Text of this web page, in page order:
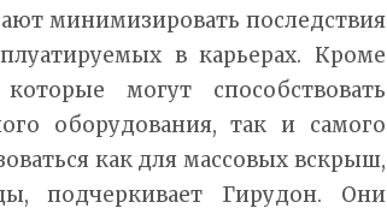
минимизировать последствия
в карьерах. Кроме
могут способствовать
оборудования, так и самого
как для массовых вскрыш,
подчеркивает Гирудон. Они